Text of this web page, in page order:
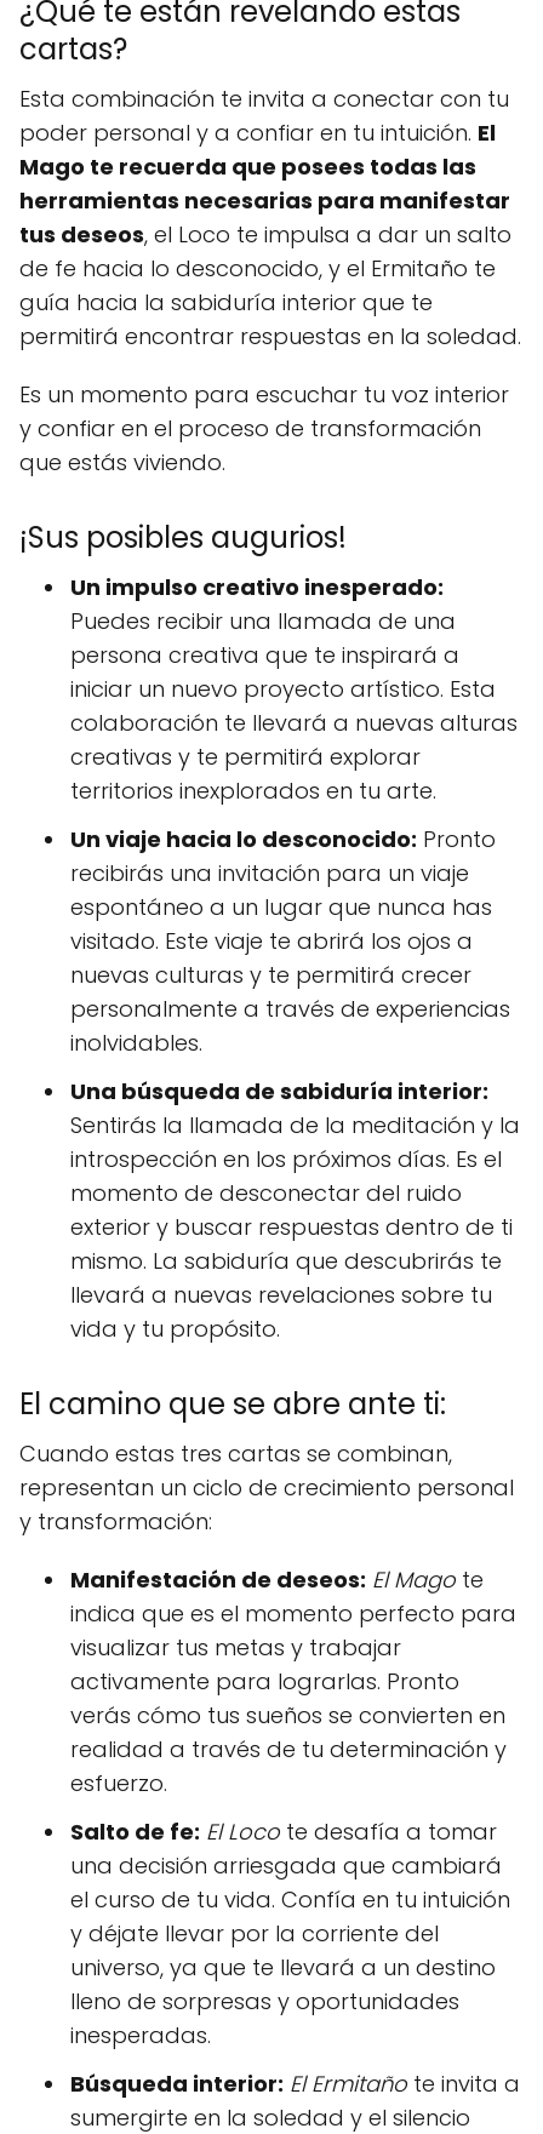
¿Qué te están revelando estas
cartas?
Esta combinación te invita a conectar con tu
poder personal y a confiar en tu intuición. El
Mago te recuerda que posees todas las
herramientas necesarias para manifestar
tus deseos, el Loco te impulsa a dar un salto
de fe hacia lo desconocido, y el Ermitaño te
guía hacia la sabiduría interior que te
permitirá encontrar respuestas en la soledad.
Es un momento para escuchar tu voz interior
y confiar en el proceso de transformación
que estás viviendo.
¡Sus posibles augurios!
Un impulso creativo inesperado:
Puedes recibir una llamada de una
persona creativa que te inspirará a
iniciar un nuevo proyecto artístico. Esta
colaboración te llevará a nuevas alturas
creativas y te permitirá explorar
territorios inexplorados en tu arte.
Un viaje hacia lo desconocido: Pronto
recibirás una invitación para un viaje
espontáneo a un lugar que nunca has
visitado. Este viaje te abrirá los ojos a
nuevas culturas y te permitirá crecer
personalmente a través de experiencias
inolvidables.
Una búsqueda de sabiduría interior:
Sentirás la llamada de la meditación y la
introspección en los próximos días. Es el
momento de desconectar del ruido
exterior y buscar respuestas dentro de ti
mismo. La sabiduría que descubrirás te
llevará a nuevas revelaciones sobre tu
vida y tu propósito.
El camino que se abre ante ti:
Cuando estas tres cartas se combinan,
representan un ciclo de crecimiento personal
y transformación:
Manifestación de deseos: El Mago te
indica que es el momento perfecto para
visualizar tus metas y trabajar
activamente para lograrlas. Pronto
verás cómo tus sueños se convierten en
realidad a través de tu determinación y
esfuerzo.
Salto de fe: El Loco te desafía a tomar
una decisión arriesgada que cambiará
el curso de tu vida. Confía en tu intuición
y déjate llevar por la corriente del
universo, ya que te llevará a un destino
lleno de sorpresas y oportunidades
inesperadas.
Búsqueda interior: El Ermitaño te invita a
sumergirte en la soledad y el silencio